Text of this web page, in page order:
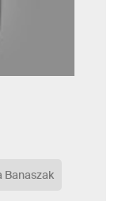
Banaszak